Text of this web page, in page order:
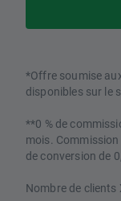
*Offre soumise
disponibles sur le
**0 % de
mois.
de conversion de
Nombre de